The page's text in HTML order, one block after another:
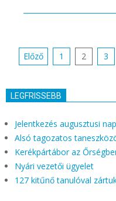
Bejegyzés
Előző 1 2 3
LEGFRISSEBB
Jelentkezés augusztusi
Alsó tagozatos
Kerékpártábor az
Nyári vezetői ügyelet
127 kitűnő tanulóval